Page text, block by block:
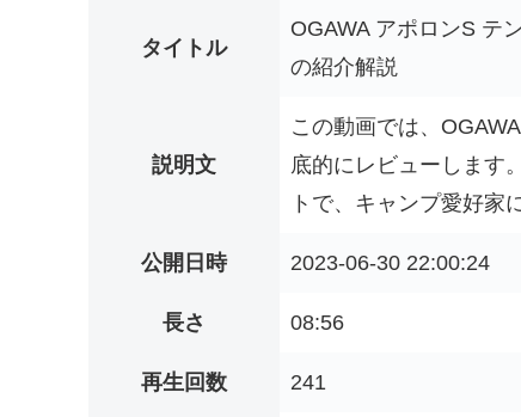
タイトル
OGAWA アポロンS テ
の紹介解説
説明文
この動画では、
底的にレビューします
トで、キャンプ愛好家
公開日時 2023-06-30 22:00:24
長さ 08:56
再生回数 241